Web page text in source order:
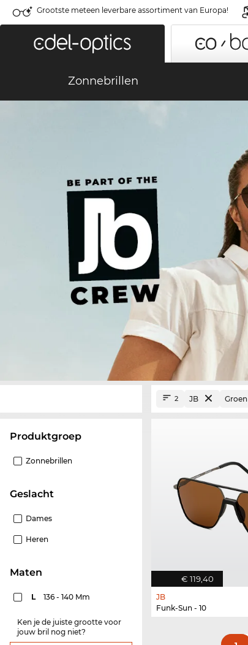
Grootste meteen leverbare assortiment van Europa!
Zonnebrillen
Produktgroep
Zonnebrillen
Geslacht
Dames
Heren
Maten
L 136 - 140 Mm
Ken je de juiste grootte voor
jouw bril nog niet?
2 JB Groen
€ 119,40
JB
Funk-Sun - 10